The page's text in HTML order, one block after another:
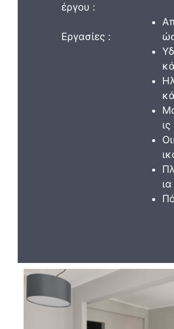
έργου :
Εργασίες :
κά
κά
ις
ια